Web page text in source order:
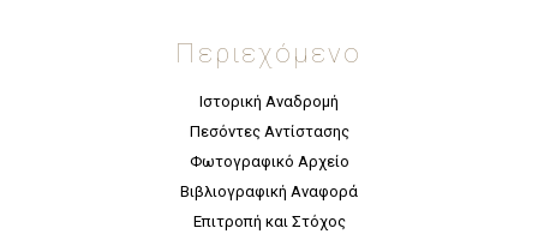
Περιεχόμενο
Ιστορική Αναδρομή
Πεσόντες Αντίστασης
Φωτογραφικό Αρχείο
Βιβλιογραφική Αναφορά
Επιτροπή και Στόχος